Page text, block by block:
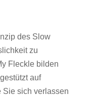
des Slow
zu
Fleckle bilden
auf
Sie sich verlassen